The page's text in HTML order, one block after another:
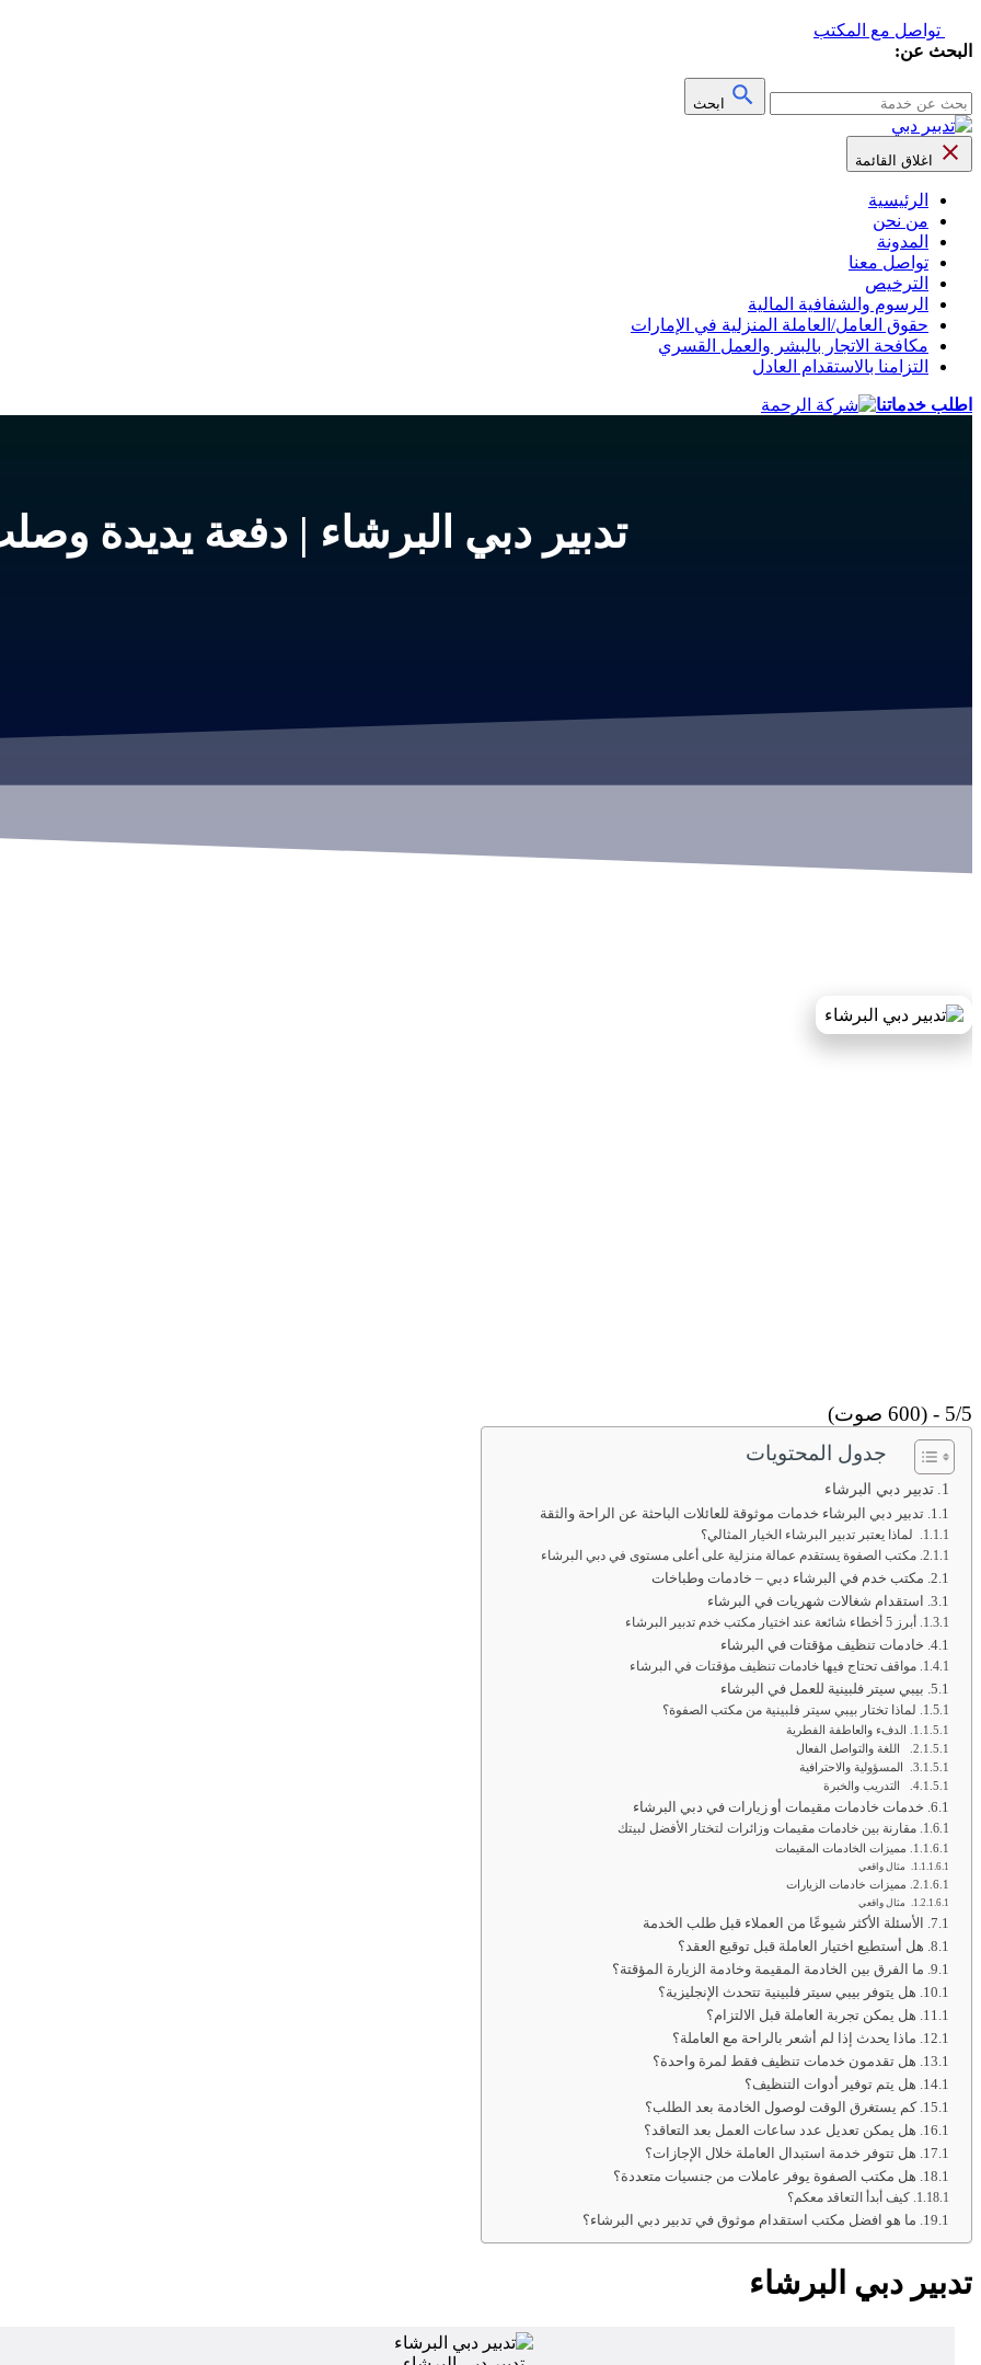
تواصل مع المكتب
البحث عن:
ابحث
اغلاق القائمة
الرئيسية
من نحن
المدونة
تواصل معنا
الترخيص
الرسوم والشفافية المالية
حقوق العامل/العاملة المنزلية في الإمارات
مكافحة الاتجار بالبشر والعمل القسري
التزامنا بالاستقدام العادل
اطلب خدماتنا
تدبير دبي البرشاء | دفعة يديدة
5/5 - (600 صوت)
جدول المحتويات
تدبير دبي البرشاء
تدبير دبي البرشاء خدمات موثوقة للعائلات الباحثة عن الراحة والثقة
لماذا يعتبر تدبير البرشاء الخيار المثالي؟
مكتب الصفوة يستقدم عمالة منزلية على أعلى مستوى في دبي البرشاء
مكتب خدم في البرشاء دبي – خادمات وطباخات
استقدام شغالات شهريات في البرشاء
أبرز 5 أخطاء شائعة عند اختيار مكتب خدم تدبير البرشاء
خادمات تنظيف مؤقتات في البرشاء
مواقف تحتاج فيها خادمات تنظيف مؤقتات في البرشاء
بيبي سيتر فلبينية للعمل في البرشاء
لماذا تختار بيبي سيتر فلبينية من مكتب الصفوة؟
الدفء والعاطفة الفطرية
اللغة والتواصل الفعال
المسؤولية والاحترافية
التدريب والخبرة
خدمات خادمات مقيمات أو زيارات في دبي البرشاء
مقارنة بين خادمات مقيمات وزائرات لتختار الأفضل لبيتك
مميزات الخادمات المقيمات
مثال واقعي
مميزات خادمات الزيارات
مثال واقعي
الأسئلة الأكثر شيوعًا من العملاء قبل طلب الخدمة
هل أستطيع اختيار العاملة قبل توقيع العقد؟
ما الفرق بين الخادمة المقيمة وخادمة الزيارة المؤقتة؟
هل يتوفر بيبي سيتر فلبينية تتحدث الإنجليزية؟
هل يمكن تجربة العاملة قبل الالتزام؟
ماذا يحدث إذا لم أشعر بالراحة مع العاملة؟
هل تقدمون خدمات تنظيف فقط لمرة واحدة؟
هل يتم توفير أدوات التنظيف؟
كم يستغرق الوقت لوصول الخادمة بعد الطلب؟
هل يمكن تعديل عدد ساعات العمل بعد التعاقد؟
هل تتوفر خدمة استبدال العاملة خلال الإجازات؟
هل مكتب الصفوة يوفر عاملات من جنسيات متعددة؟
كيف أبدأ التعاقد معكم؟
ما هو افضل مكتب استقدام موثوق في تدبير دبي البرشاء؟
تدبير دبي البرشاء